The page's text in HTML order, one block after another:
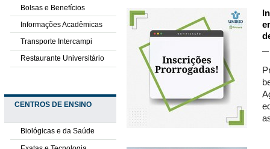
Bolsas e Benefícios
Informações Acadêmicas
Transporte Intercampi
Restaurante Universitário
CENTROS DE ENSINO
Biológicas e da Saúde